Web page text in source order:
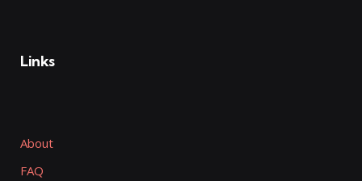
Links
About
FAQ